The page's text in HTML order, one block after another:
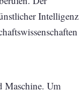
Intelligenz
Maschine. Um